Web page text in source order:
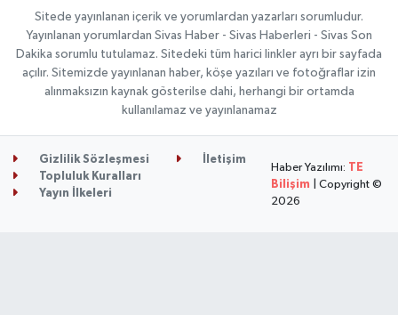
Sitede yayınlanan içerik ve yorumlardan yazarları sorumludur.
Yayınlanan yorumlardan Sivas Haber - Sivas Haberleri - Sivas Son
Dakika sorumlu tutulamaz. Sitedeki tüm harici linkler ayrı bir sayfada
açılır. Sitemizde yayınlanan haber, köşe yazıları ve fotoğraflar izin
alınmaksızın kaynak gösterilse dahi, herhangi bir ortamda
kullanılamaz ve yayınlanamaz
Gizlilik Sözleşmesi
İletişim
Topluluk Kuralları
Yayın İlkeleri
Haber Yazılımı: TE
Bilişim | Copyright ©
2026